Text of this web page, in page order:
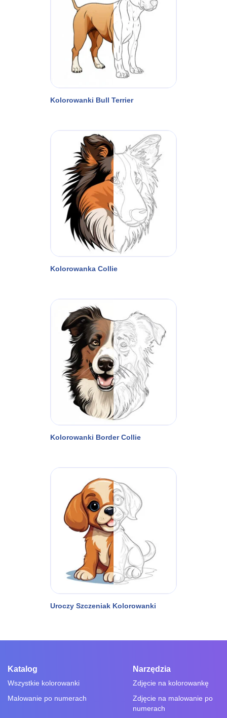
Kolorowanki Bull Terrier
Kolorowanka Collie
Kolorowanki Border Collie
Uroczy Szczeniak Kolorowanki
Katalog
Wszystkie kolorowanki
Malowanie po numerach
Narzędzia
Zdjęcie na kolorowankę
Zdjęcie na malowanie po
numerach